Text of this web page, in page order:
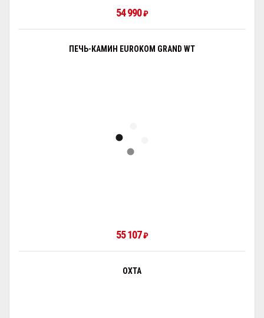
54 990₽
ПЕЧЬ-КАМИН EUROKOM GRAND WT
55 107₽
ОХТА